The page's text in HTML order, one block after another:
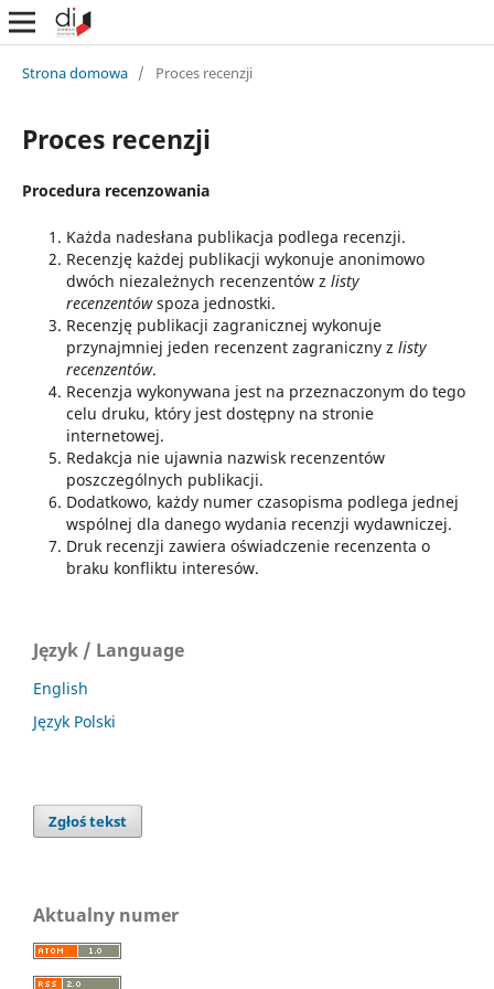
Strona domowa / Proces recenzji
Proces recenzji
Procedura recenzowania
Każda nadesłana publikacja podlega recenzji.
Recenzję każdej publikacji wykonuje anonimowo
dwóch niezależnych recenzentów z listy
recenzentówspoza jednostki.
Recenzję publikacji zagranicznej wykonuje
przynajmniej jeden recenzent zagraniczny z listy
recenzentów.
Recenzja wykonywana jest na przeznaczonym do tego
celu druku, który jest dostępny na stronie
internetowej.
Redakcja nie ujawnia nazwisk recenzentów
poszczególnych publikacji.
Dodatkowo, każdy numer czasopisma podlega jednej
wspólnej dla danego wydania recenzji wydawniczej.
Druk recenzji zawiera oświadczenie recenzenta o
braku konfliktu interesów.
Język / Language
English
Język Polski
Zgłoś tekst
Aktualny numer